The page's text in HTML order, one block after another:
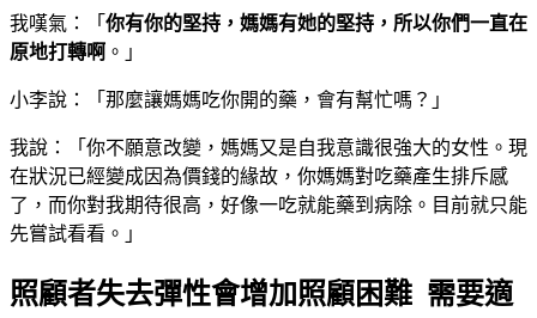
我嘆氣：「 你有你的堅持，媽媽有她的堅持，所以你們一直在
原地打轉啊 。」
小李說：「那麼讓媽媽吃你開的藥，會有幫忙嗎？」
我說：「你不願意改變，媽媽又是自我意識很強大的女性。現
在狀況已經變成因為價錢的緣故，你媽媽對吃藥產生排斥感
了，而你對我期待很高，好像一吃就能藥到病除。目前就只能
先嘗試看看。」
照顧者失去彈性會增加照顧困難 需要適